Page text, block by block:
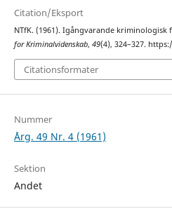
Citation/Eksport
NTfK. (1961). Igångvarande kriminologisk
for Kriminalvidenskab, 49(4), 324–327.
Citationsformater
Nummer
Årg. 49 Nr. 4 (1961)
Sektion
Andet